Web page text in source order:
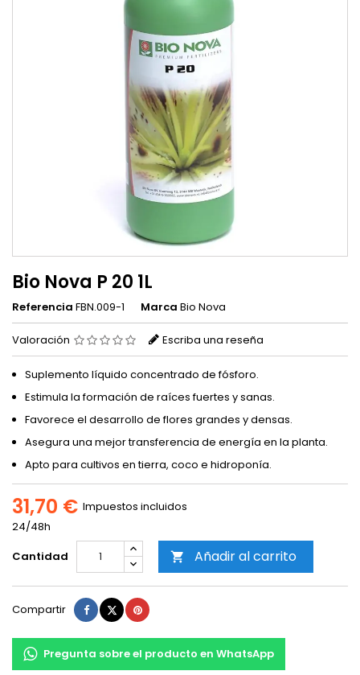
Bio Nova P 20 1L
Referencia FBN.009-1 Marca Bio Nova
Valoración Escriba una reseña
Suplemento líquido concentrado de fósforo.
Estimula la formación de raíces fuertes y sanas.
Favorece el desarrollo de flores grandes y densas.
Asegura una mejor transferencia de energía en la planta.
Apto para cultivos en tierra, coco e hidroponía.
31,70 € Impuestos incluidos
24/48h
Cantidad
 Añadir al carrito
Compartir Compartir
TuitearPinterest
Pregunta sobre el producto en WhatsApp